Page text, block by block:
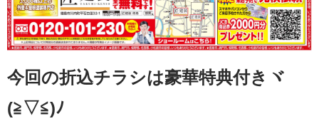
今回の折込チラシは豪華特典付きヾ
(≧▽≦)ﾉ